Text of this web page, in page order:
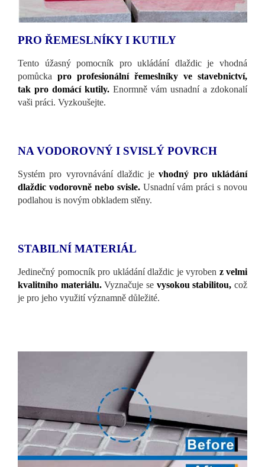
PRO ŘEMESLNÍKY I KUTILY
Tento úžasný pomocník pro ukládání dlaždic je vhodná
pomůcka pro profesionální řemeslníky ve stavebnictví,
tak pro domácí kutily. Enormně vám usnadní a zdokonalí
vaši práci. Vyzkoušejte.
NA VODOROVNÝ I SVISLÝ POVRCH
Systém pro vyrovnávání dlaždic je vhodný pro ukládání
dlaždic vodorovně nebo svisle.Usnadní vám práci s novou
podlahou is novým obkladem stěny.
STABILNÍ MATERIÁL
Jedinečný pomocník pro ukládání dlaždic je vyroben z velmi
kvalitního materiálu.Vyznačuje se vysokou stabilitou, což
je pro jeho využití významně důležité.